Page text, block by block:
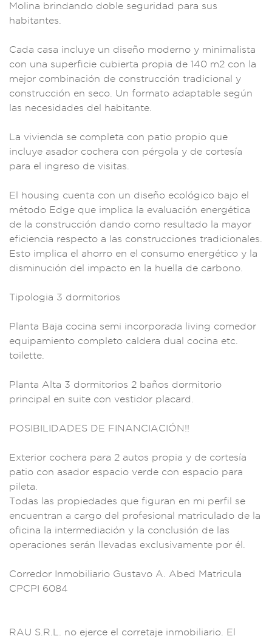
Molina brindando doble seguridad para sus
habitantes.
Cada casa incluye un diseño moderno y minimal ista
con una superficie cubierta propia de 140 m2 con la
mejor combinación de construcción tradicional y
construcción en seco. Un formato adaptable según
as necesidades del habitante.
La vivienda se compl eta con patio propio que
incluye asador cochera con pérgola y de cortesía
para el ingreso de visitas.
El housing cuenta con un diseño ecológico bajo el
método Edge que imp lica la evaluación energética
de la construcción dando como resultado la mayor
eficiencia respecto a las construcciones tradicionales.
Esto implica el ahorro en el consumo energético y la
disminución del impacto en la huella de carbono.
Tipologia 3 dormitorios
Planta Baja cocina semi incorporada living comedor
equipamiento compl eto caldera dual cocina etc.
toi lette.
Pl anta Alta 3 dormitorios 2 baños dormitorio
principal en suite con vestidor placard.
POSIBIL IDADES DE FINANCIACIÓN!!
Exterior cochera para 2 autos propia y de cortesía
patio con asador espacio verde con espacio para
pil eta.
Todas las propiedades que figuran en mi perf il se
encuentran a cargo del profesional matriculado de la
oficina la intermediación y la conclusión de las
operaciones serán llevadas exclusivamente por él.
Corredor Inmobiliario Gustavo A. Abed Matricula
CPCPI 6084
RAU S.R.L. no ejerce el corretaje inmobiliario. El